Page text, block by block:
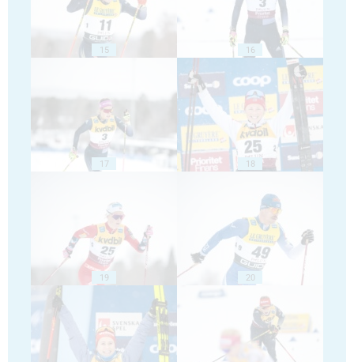
15 16
17 18
19 20